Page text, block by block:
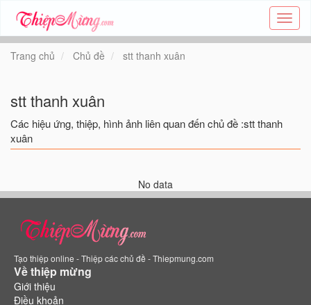
Tạo
thiệp
online
Trang chủ Chủ đề stt thanh xuân
stt thanh xuân
Các hiệu ứng, thiệp, hình ảnh liên quan đến chủ đề :stt thanh
xuân
No data
Tạo thiệp online - Thiệp các chủ đề - Thiepmung.com
Về thiệp mừng
Giới thiệu
Điều khoản